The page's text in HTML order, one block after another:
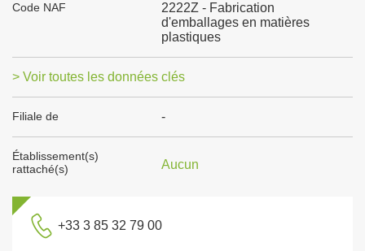
Code NAF
2222Z - Fabrication
d'emballages en matières
plastiques
> Voir toutes les données clés
Filiale de -
Établissement(s)
rattaché(s)
Aucun
+33 3 85 32 79 00